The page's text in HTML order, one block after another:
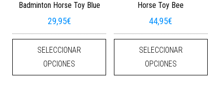
Badminton Horse Toy Blue
29,95€
SELECCIONAR
OPCIONES
Este producto tiene múltiples
Horse Toy Bee
44,95€
SELECCIONAR
OPCIONES